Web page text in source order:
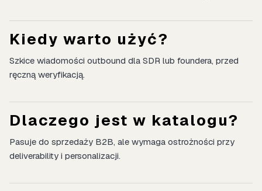
Kiedy warto użyć?
Szkice wiadomości outbound dla SDR lub foundera, przed
ręczną weryfikacją.
Dlaczego jest w katalogu?
Pasuje do sprzedaży B2B, ale wymaga ostrożności przy
deliverability i personalizacji.